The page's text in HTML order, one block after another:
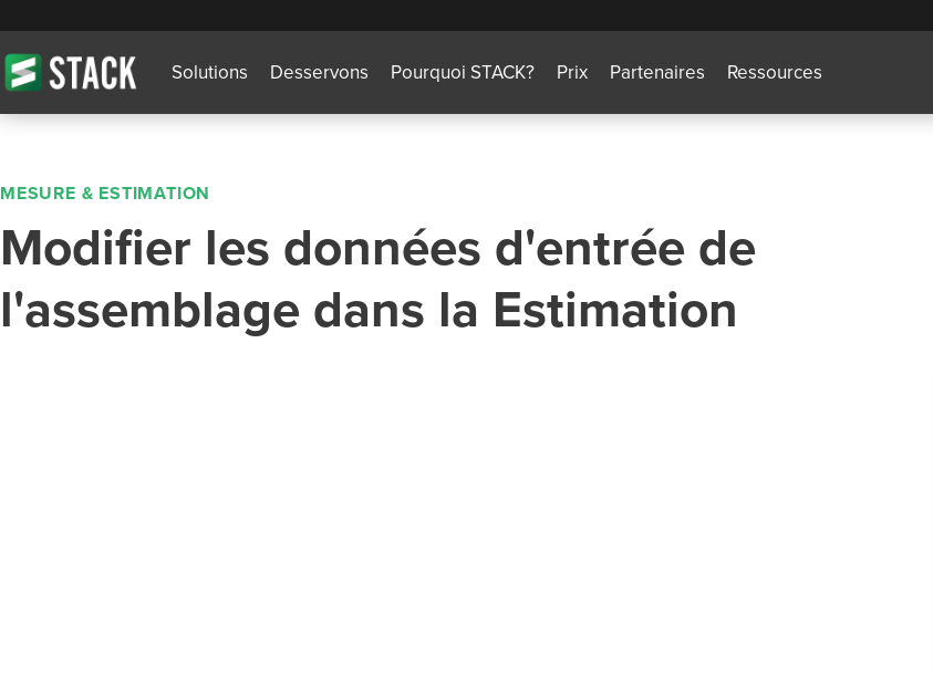
Solutions Desservons Pourquoi STACK? Prix Partenaires Ressources
MESURE & ESTIMATION
Modifier les données d'entrée de
l'assemblage dans la Estimation